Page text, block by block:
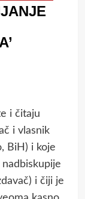
i čitaju
i vlasnik
BiH) i koje
i čiji je